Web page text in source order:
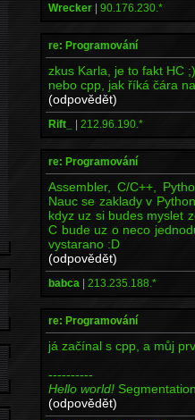
Wrecker | 90.176.230.*
re: Programování
zkus Karla, je to fakt HC ;)
nebo cpp, jak říká čára
(odpovědět)
Rift_ | 212.96.190.*
re: Programování
Assembler, C/C++,
Nauc se zaklady v
kdyz uz si budes myslet
C bude uz o neco
vystarano :D
(odpovědět)
babca | 213.235.188.*
re: Programování
já začínal s cpp, a můj
----------
Hello world!
(odpovědět)